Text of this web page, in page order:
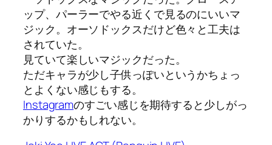
ップ、パーラーでやる近くで見るのにいいマ
ジック。オーソドックスだけど色々と工夫は
されていた。
見ていて楽しいマジックだった。
ただキャラが少し子供っぽいというかちょっ
とよくない感じもする。
Instagramのすごい感じを期待すると少しがっ
かりするかもしれない。